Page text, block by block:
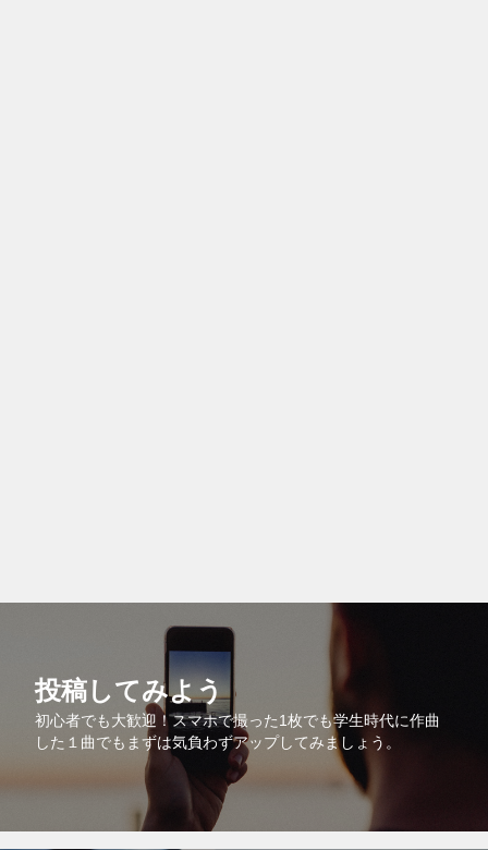
投稿してみよう
初心者でも大歓迎！スマホで撮った1枚でも学生時代に作曲
した１曲でもまずは気負わずアップしてみましょう。